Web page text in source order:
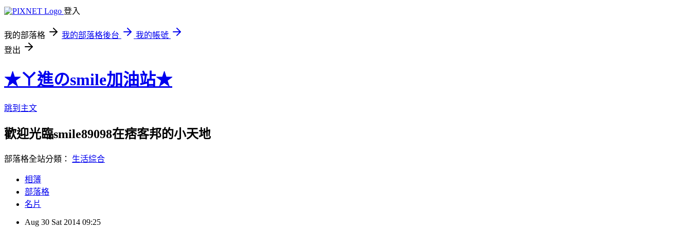
登入
我的部落格 我的部落格後台
我的帳號
登出
★ㄚ進のsmile加油站★
跳到主文
歡迎光臨smile89098在痞客邦的小天地
部落格全站分類： 生活綜合
相簿
部落格
名片
Aug 30 Sat 2014 09:25